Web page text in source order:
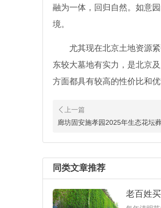
融为一体，回归自然。如意
境。
尤其现在北京土地资源
东较大墓地有实力，是北京
方面都具有较高的性价比和优
廊坊固安施孝园2025年生态花坛
同类文章推荐
老百姓